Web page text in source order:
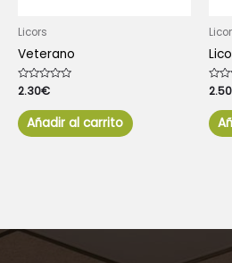
Licors
Veterano
Valorado
con
de
5
2.30€
Añadir al carrito
con
de
5
2.50